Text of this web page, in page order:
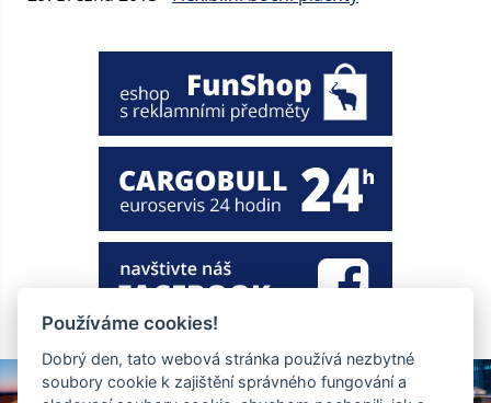
Používáme cookies!
Dobrý den, tato webová stránka používá nezbytné
soubory cookie k zajištění správného fungování a